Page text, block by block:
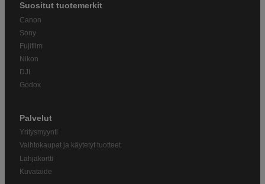
Suositut tuotemerkit
Canon
Sony
Fujifilm
Nikon
DJI
Godox
Palvelut
Yritysmyynti
Vaihtokaupat ja käytetyt tuotteet
Lahjakortti
Kuvataide